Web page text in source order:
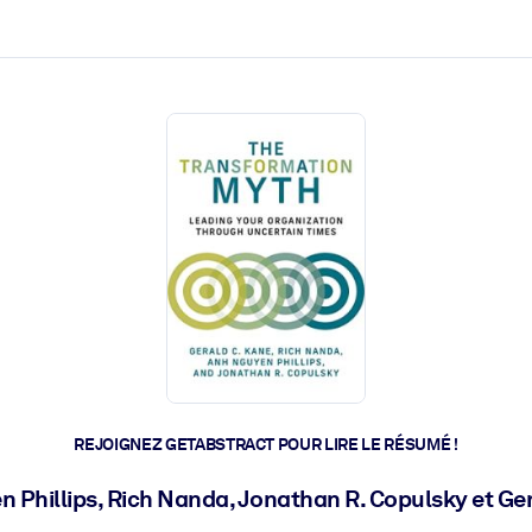
REJOIGNEZ GETABSTRACT POUR LIRE LE RÉSUMÉ !
Phillips, Rich Nanda, Jonathan R. Copulsky et